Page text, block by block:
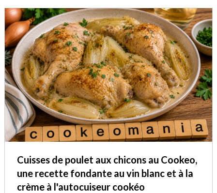
Cuisses de poulet aux chicons au Cookeo,
une recette fondante au vin blanc et à la
crème à l'autocuiseur cookéo